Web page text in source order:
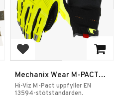
Lägg till i favoriter
Mechanix Wear M-PACT®
Hi-Viz Yellow Handskar
Hi-Viz M-Pact uppfyller EN
13594-stötstandarden.